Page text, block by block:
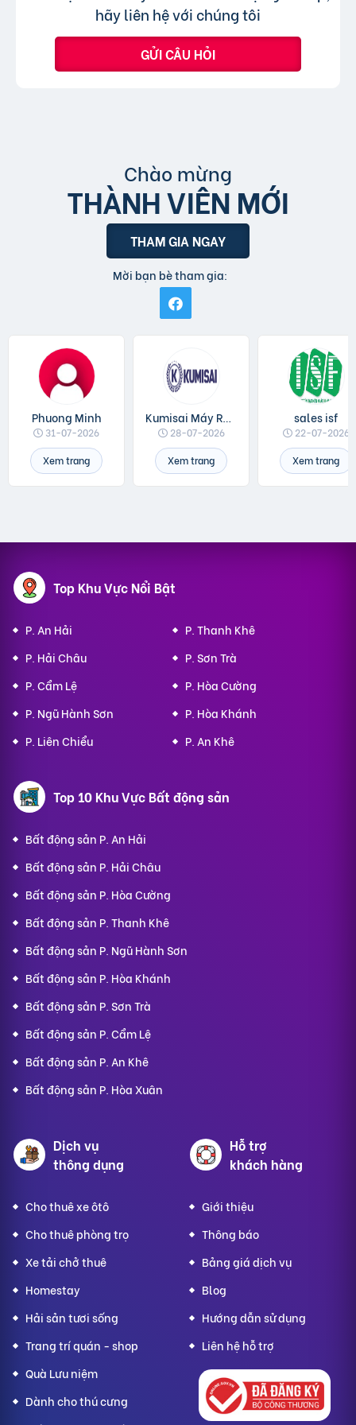
tin đăng sử dụng tiếng Việt có dấu.
hãy liên hệ với chúng tôi
GỬI CÂU HỎI
Chào mừng
THÀNH VIÊN MỚI
THAM GIA NGAY
Mời bạn bè tham gia:
Phuong Minh
31-07-2026
Xem trang
Kumisai Máy Rửa Xe
28-07-2026
Xem trang
sales isf
22-07-2026
Xem trang
Top Khu Vực Nổi Bật
P. An Hải
P. Thanh Khê
P. Hải Châu
P. Sơn Trà
P. Cẩm Lệ
P. Hòa Cường
P. Ngũ Hành Sơn
P. Hòa Khánh
P. Liên Chiểu
P. An Khê
Top 10 Khu Vực Bất động sản
Bất động sản P. An Hải
Bất động sản P. Hải Châu
Bất động sản P. Hòa Cường
Bất động sản P. Thanh Khê
Bất động sản P. Ngũ Hành Sơn
Bất động sản P. Hòa Khánh
Bất động sản P. Sơn Trà
Bất động sản P. Cẩm Lệ
Bất động sản P. An Khê
Bất động sản P. Hòa Xuân
Dịch vụ
thông dụng
Cho thuê xe ôtô
Cho thuê phòng trọ
Xe tải chở thuê
Homestay
Hải sản tươi sống
Trang trí quán - shop
Quà Lưu niệm
Dành cho thú cưng
Hỗ trợ
khách hàng
Giới thiệu
Thông báo
Bảng giá dịch vụ
Blog
Hướng dẫn sử dụng
Liên hệ hỗ trợ